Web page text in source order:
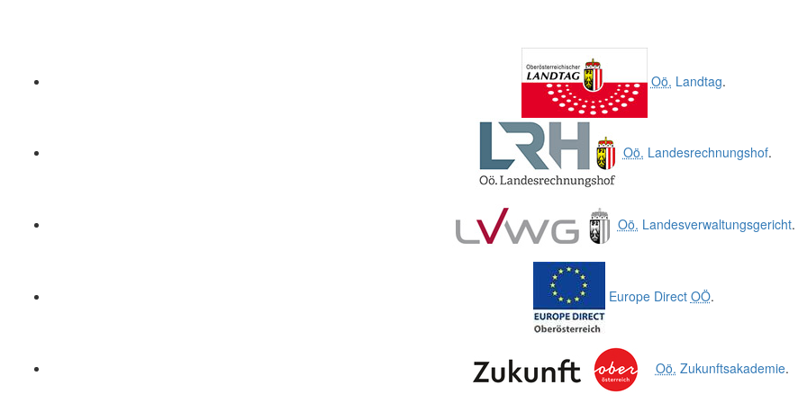
Oö. Landtag.
Oö. Landesrechnungshof.
Oö. Landesverwaltungsgericht.
Europe Direct OÖ.
Oö. Zukunftsakademie.